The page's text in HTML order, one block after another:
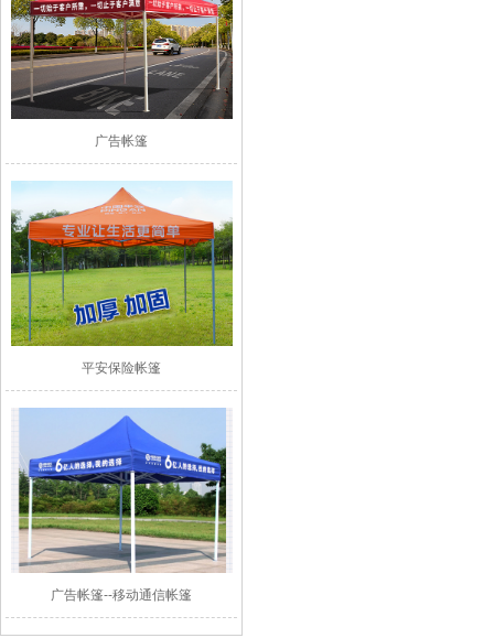
广告帐篷
平安保险帐篷
广告帐篷--移动通信帐篷